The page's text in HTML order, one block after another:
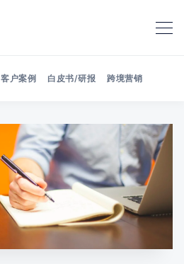
Search 美洽博客
客户案例 白皮书/研报 跨境营销